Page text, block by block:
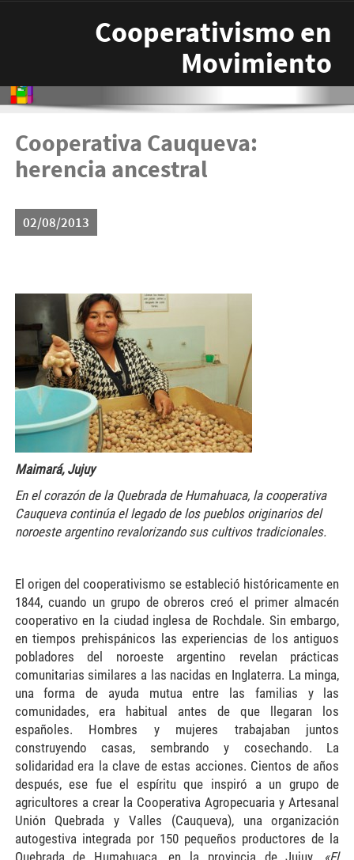
Cooperativismo en
Movimiento
Cooperativa Cauqueva:
herencia ancestral
02/08/2013
cauqueva-300x201.jpg
Maimará, Jujuy
En el corazón de la Quebrada de Humahuaca, la cooperativa
Cauqueva continúa el legado de los pueblos originarios del
noroeste argentino revalorizando sus cultivos tradicionales.
El origen del cooperativismo se estableció históricamente en
1844, cuando un grupo de obreros creó el primer almacén
cooperativo en la ciudad inglesa de Rochdale. Sin embargo,
en tiempos prehispánicos las experiencias de los antiguos
pobladores del noroeste argentino revelan prácticas
comunitarias similares a las nacidas en Inglaterra. La minga,
una forma de ayuda mutua entre las familias y las
comunidades, era habitual antes de que llegaran los
españoles. Hombres y mujeres trabajaban juntos
construyendo casas, sembrando y cosechando. La
solidaridad era la clave de estas acciones. Cientos de años
después, ese fue el espíritu que inspiró a un grupo de
agricultores a crear la Cooperativa Agropecuaria y Artesanal
Unión Quebrada y Valles (Cauqueva), una organización
autogestiva integrada por 150 pequeños productores de la
Quebrada de Humahuaca, en la provincia de Jujuy. «El